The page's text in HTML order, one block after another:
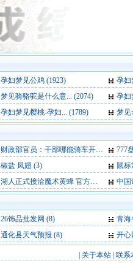
孕妇梦见公鸡 (1923)
孕妇
梦见骑骆驼是什么意... (2074)
孕妇
孕妇梦见樱桃-孕妇... (1789) 梦见
财政部官员：干部哪能骑车开会 公车费是要花的 (4)
777
椒盐 凤翅 (3)
鼠
湖人正式接洽魔术黄蜂 官方求购霍华德+保罗 (3) 中国
26饰品批发网 (8)
青海
通化县天气预报 (8) 开心
关于本站 联系